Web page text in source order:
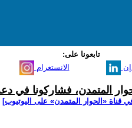
تابعونا على:
الانستغرام
المتمدن، فشاركونا في
قناة ‫«الحوار المتمدن» على اليوتيوب]